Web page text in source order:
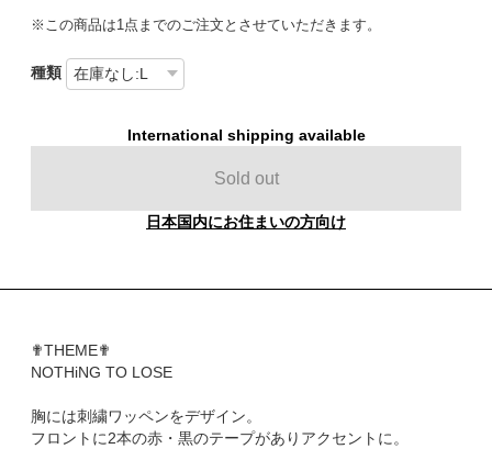
※この商品は1点までのご注文とさせていただきます。
種類
International shipping available
Sold out
日本国内にお住まいの方向け
✟THEME✟
NOTHiNG TO LOSE
胸には刺繍ワッペンをデザイン。
フロントに2本の赤・黒のテープがありアクセントに。